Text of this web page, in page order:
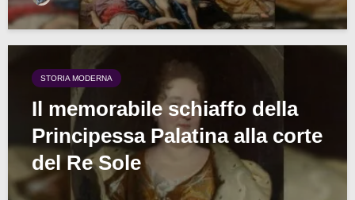
STORIA MODERNA
Il memorabile schiaffo della
Principessa Palatina alla corte
del Re Sole